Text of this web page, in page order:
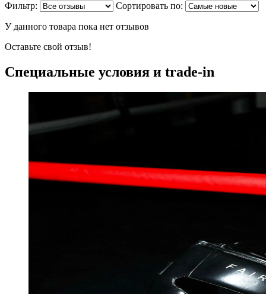
Фильтр:
Сортировать по:
У данного товара пока нет отзывов
Оставьте свой отзыв!
Специальные условия и trade-in